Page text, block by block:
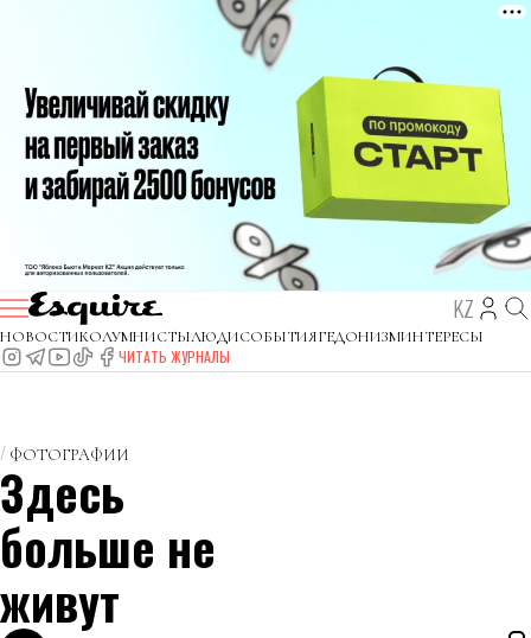
KZ
НОВОСТИКОЛУМНИСТЫЛЮДИСОБЫТИЯГЕДОНИЗМИНТЕРЕСЫ
ЧИТАТЬ ЖУРНАЛЫ
ФОТОГРАФИИ
Здесь
больше не
живут